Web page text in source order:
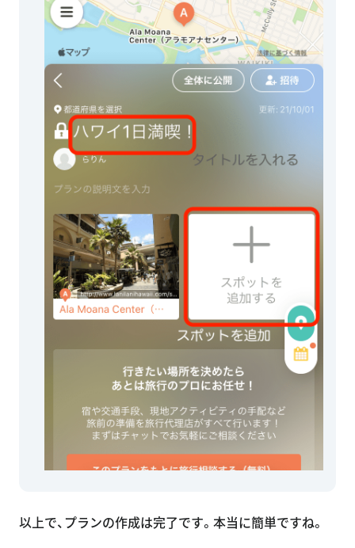
以上で、プランの作成は完了です。本当に簡単ですね。